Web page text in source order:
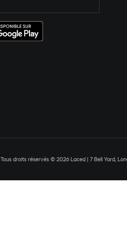
Tous droits réservés © 2026 Laced | 7 Bell Yard,